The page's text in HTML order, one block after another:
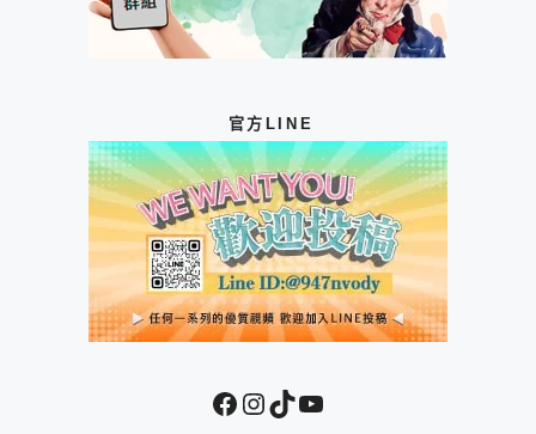
官方LINE
Facebook
Instagram
TikTokYouTube